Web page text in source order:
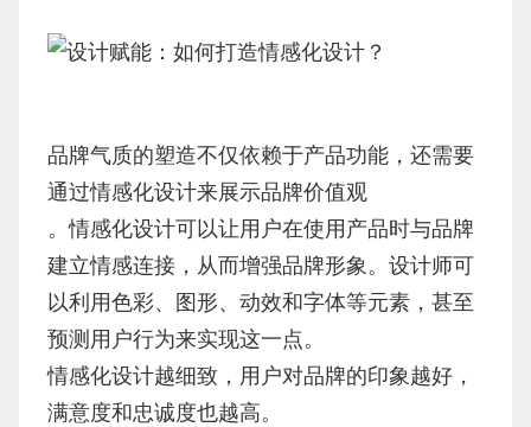
品牌气质的塑造不仅依赖于产品功能，还需要
通过情感化设计来展示品牌价值观
。情感化设计可以让用户在使用产品时与品牌
建立情感连接，从而增强品牌形象。设计师可
以利用色彩、图形、动效和字体等元素，甚至
预测用户行为来实现这一点。
情感化设计越细致，用户对品牌的印象越好，
满意度和忠诚度也越高。